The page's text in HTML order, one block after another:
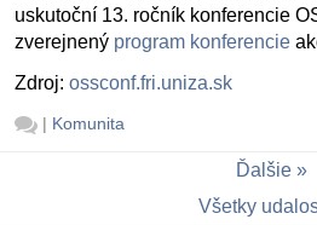
uskutoční 13. ročník konferencie
zverejnený program konferencie
Zdroj: ossconf.fri.uniza.sk
| Komunita
Ďalšie
Všetky